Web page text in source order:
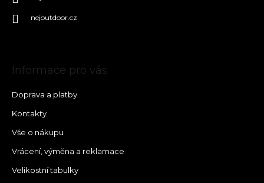
nejoutdoor.cz
Informace pro vás
Doprava a platby
Kontakty
Vše o nákupu
Vrácení, výměna a reklamace
Velikostní tabulky